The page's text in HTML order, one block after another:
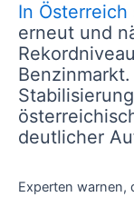
In
erneut und
deutlicher
Experten warnen,